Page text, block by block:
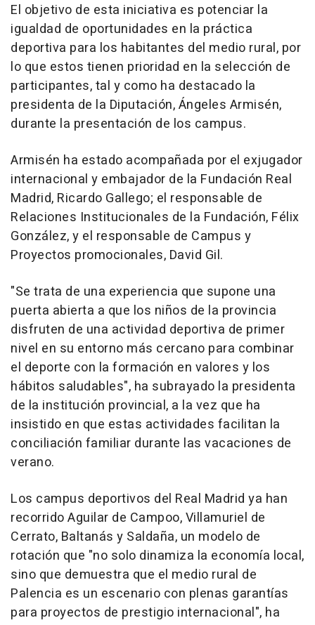
El objetivo de esta iniciativa es potenciar la
igualdad de oportunidades en la práctica
deportiva para los habitantes del medio rural, por
lo que estos tienen prioridad en la selección de
participantes, tal y como ha destacado la
presidenta de la Diputación, Ángeles Armisén,
durante la presentación de los campus.
Armisén ha estado acompañada por el exjugador
internacional y embajador de la Fundación Real
Madrid, Ricardo Gallego; el responsable de
Relaciones Institucionales de la Fundación, Félix
González, y el responsable de Campus y
Proyectos promocionales, David Gil.
"Se trata de una experiencia que supone una
puerta abierta a que los niños de la provincia
disfruten de una actividad deportiva de primer
nivel en su entorno más cercano para combinar
el deporte con la formación en valores y los
hábitos saludables", ha subrayado la presidenta
de la institución provincial, a la vez que ha
insistido en que estas actividades facilitan la
conciliación familiar durante las vacaciones de
verano.
Los campus deportivos del Real Madrid ya han
recorrido Aguilar de Campoo, Villamuriel de
Cerrato, Baltanás y Saldaña, un modelo de
rotación que "no solo dinamiza la economía local,
sino que demuestra que el medio rural de
Palencia es un escenario con plenas garantías
para proyectos de prestigio internacional", ha